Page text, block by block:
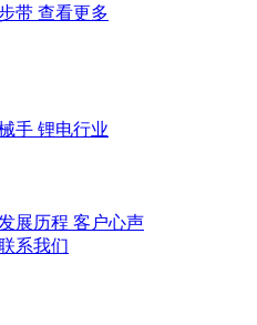
带 查看更多
手 锂电行业
发展历程 客户心声
系我们